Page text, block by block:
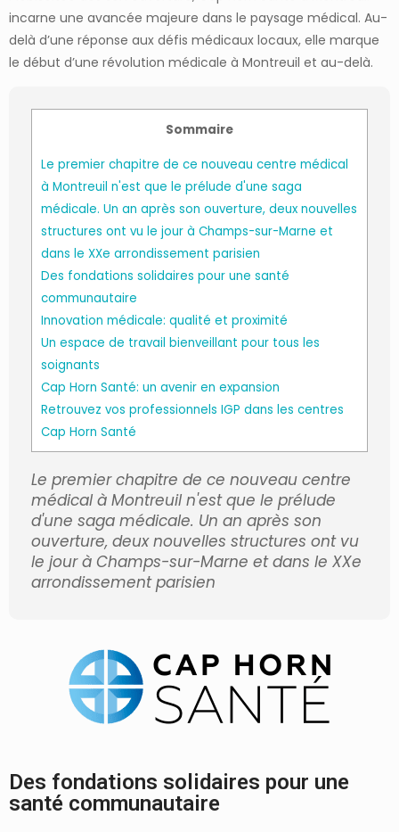
incarne une avancée majeure dans le paysage médical. Au-
delà d’une réponse aux défis médicaux locaux, elle marque
le début d’une révolution médicale à Montreuil et au-delà.
Sommaire
Le premier chapitre de ce nouveau centre médical
à Montreuil n'est que le prélude d'une saga
médicale. Un an après son ouverture, deux nouvelles
structures ont vu le jour à Champs-sur-Marne et
dans le XXe arrondissement parisien
Des fondations solidaires pour une santé
communautaire
Innovation médicale: qualité et proximité
Un espace de travail bienveillant pour tous les
soignants
Cap Horn Santé: un avenir en expansion
Retrouvez vos professionnels IGP dans les centres
Cap Horn Santé
Le premier chapitre de ce nouveau centre
médical à Montreuil n'est que le prélude
d'une saga médicale. Un an après son
ouverture, deux nouvelles structures ont vu
le jour à Champs-sur-Marne et dans le XXe
arrondissement parisien
Des fondations solidaires pour une
santé communautaire